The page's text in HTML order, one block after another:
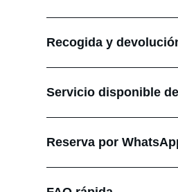
Recogida y
Servicio disponible
Reserva por